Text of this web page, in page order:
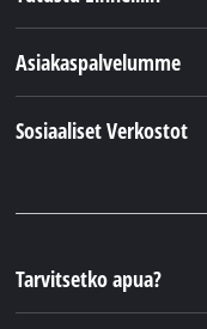
Asiakaspalvelumme
Sosiaaliset Verkostot
Tarvitsetko apua?